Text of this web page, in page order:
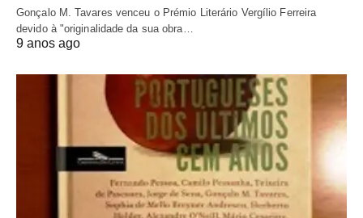
Gonçalo M. Tavares venceu o Prémio Literário Vergílio Ferreira
devido à "originalidade da sua obra…
9 anos ago